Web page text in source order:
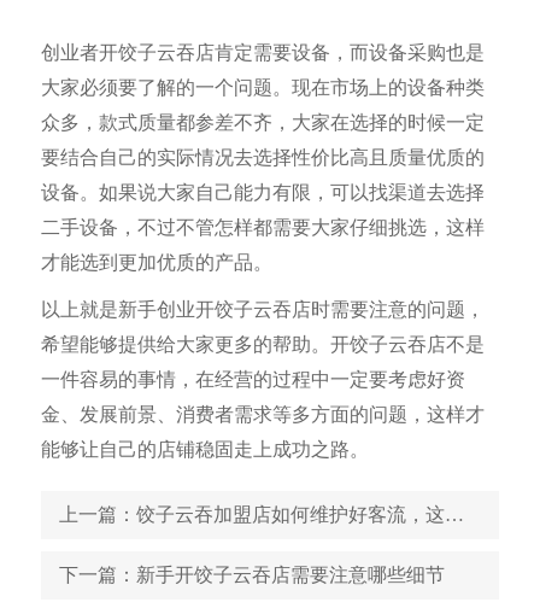
创业者开饺子云吞店肯定需要设备，而设备采购也是
大家必须要了解的一个问题。现在市场上的设备种类
众多，款式质量都参差不齐，大家在选择的时候一定
要结合自己的实际情况去选择性价比高且质量优质的
设备。如果说大家自己能力有限，可以找渠道去选择
二手设备，不过不管怎样都需要大家仔细挑选，这样
才能选到更加优质的产品。
以上就是新手创业开饺子云吞店时需要注意的问题，
希望能够提供给大家更多的帮助。开饺子云吞店不是
一件容易的事情，在经营的过程中一定要考虑好资
金、发展前景、消费者需求等多方面的问题，这样才
能够让自己的店铺稳固走上成功之路。
上一篇 ：饺子云吞加盟店如何维护好客流，这些方法值得一试
下一篇 ：新手开饺子云吞店需要注意哪些细节